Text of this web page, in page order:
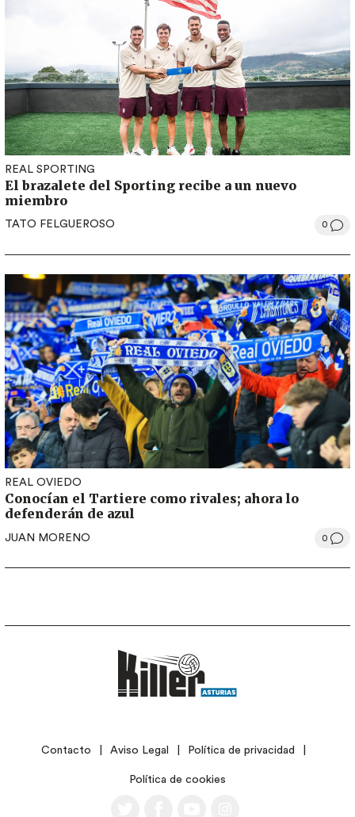
REAL SPORTING
El brazalete del Sporting recibe a un nuevo
miembro
TATO FELGUEROSO 0
REAL OVIEDO
Conocían el Tartiere como rivales; ahora lo
defenderán de azul
JUAN MORENO 0
LEGALContacto Aviso Legal Política de privacidad
Política de cookies